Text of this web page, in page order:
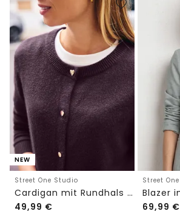
NEW
Street One Studio
Cardigan mit Rundhals und Knöpfen
49,99 €
Street One
69,99 €